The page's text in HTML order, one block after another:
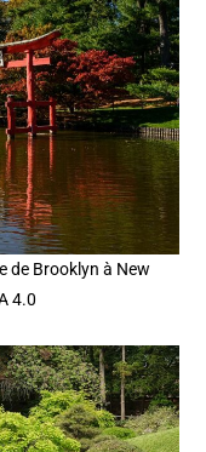
de Brooklyn à New
4.0